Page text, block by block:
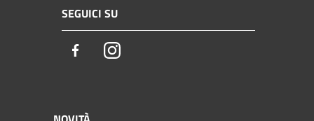
SEGUICI SU
FacebookInstagram